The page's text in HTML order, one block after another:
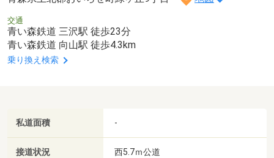
交通
青い森鉄道 三沢駅 徒歩23分
青い森鉄道 向山駅 徒歩4.3km
乗り換え検索
私道面積 -
接道状況 西5.7ｍ公道